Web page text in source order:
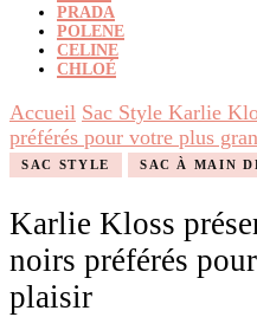
PRADA
POLENE
CELINE
CHLOÉ
Accueil Sac Style Karlie
préférés pour votre plus
SAC STYLE SAC À MAIN
Karlie Kloss
noirs préférés
plaisir